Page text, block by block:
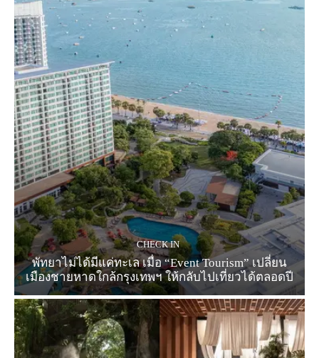
CHECK IN
พัทยาไม่ได้มีแค่ทะเล เมื่อ “Event Tourism” เปลี่ยน
เมืองชายหาดใกล้กรุงเทพฯ ให้กลับไปเที่ยวได้ตลอดปี